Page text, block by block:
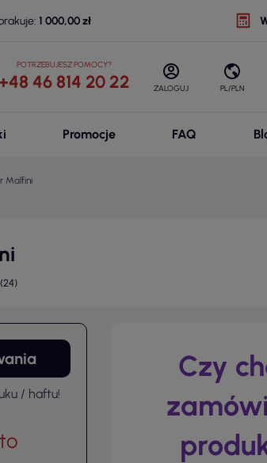
1 000,00 zł
POTRZEBUJESZ POMOCY?
+48 46 814 20 22 ZALOGUJ PL/PLN
Promocje FAQ
Malfini
(24)
/ haftu!
Czy